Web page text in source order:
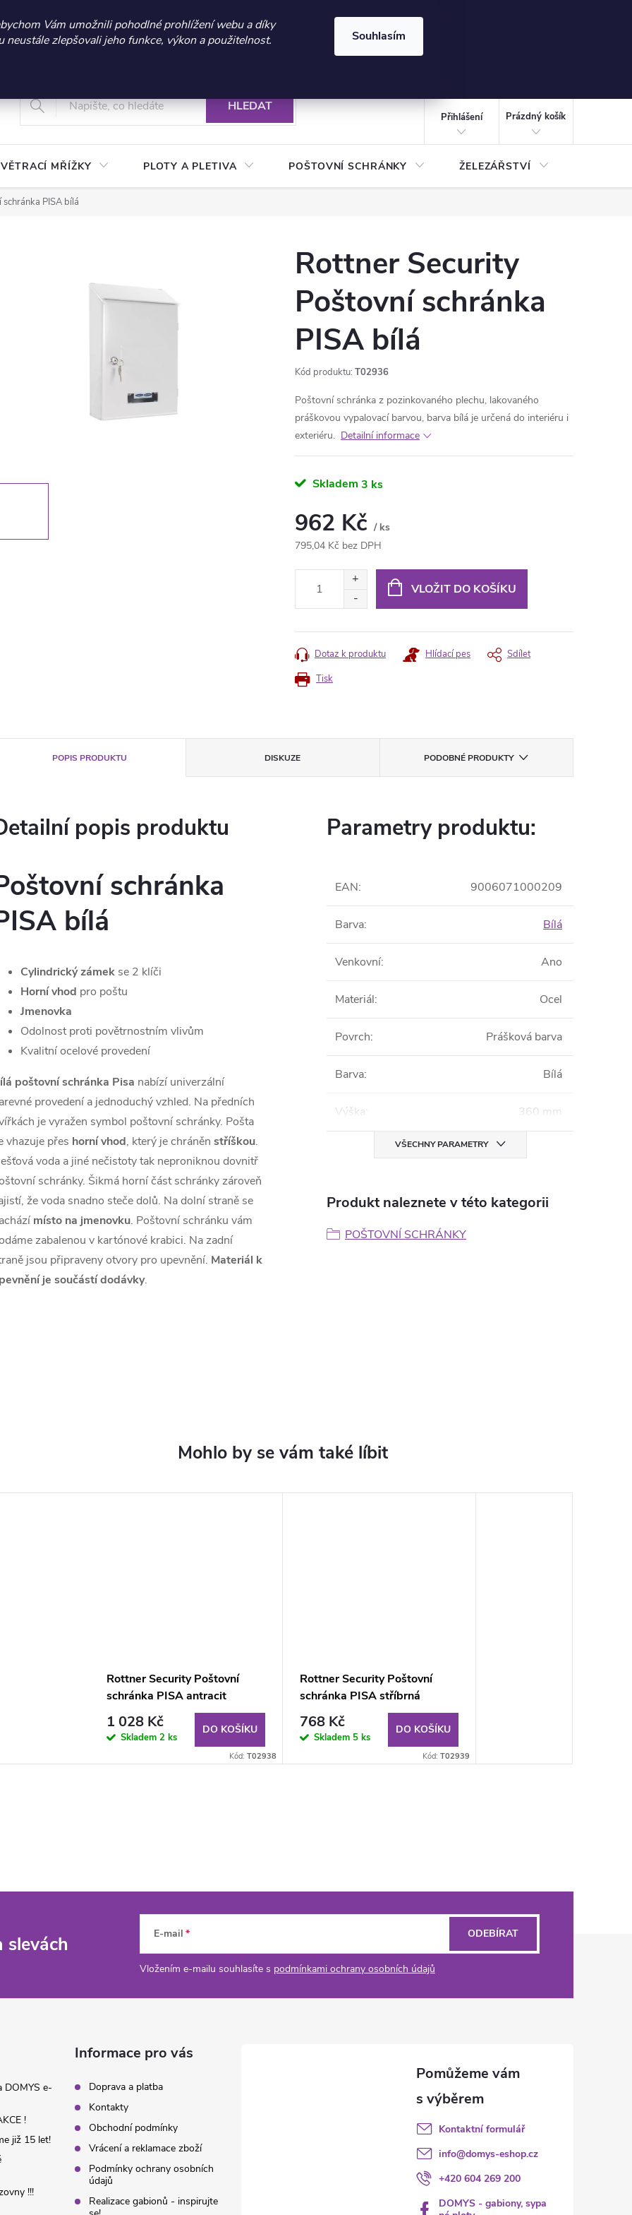
sleva 300 Kč při nákupu nad 3.000 Kč | Platnost do 21.9.2026 ⏰ | Kód: LÉTO2026
Vám umožnili pohodlné prohlížení webu a díky
neustále zlepšovali jeho funkce, výkon a použitelnost.
Souhlasím
+420 604 269 200
Vrácení a reklamace zboží Podmínky ochrany osobních údajů
HLEDAT
Přihlášení
KOŠÍK
Prázdný košík
VĚTRACÍ MŘÍŽKY PLOTY A PLETIVA POŠTOVNÍ SCHRÁNKY ŽELEZÁŘSTVÍ
PISA bílá
Rottner Security
Poštovní schránka
PISA bílá
Kód produktu: T02936
Poštovní schránka z pozinkovaného plechu, lakovaného
práškovou vypalovací barvou, barva bílá je určená do interiéru i
exteriéru. Detailní informace
Skladem 3 ks
962 Kč / ks
795,04 Kč bez DPH
VLOŽIT DO KOŠÍKU
Tisk
Dotaz k produktu Hlídací pes Sdílet
POPIS PRODUKTU DISKUZE PODOBNÉ PRODUKTY
popis produktu
schránka
bílá
Cylindrický zámek se 2 klíči
Horní vhod pro poštu
Jmenovka
Odolnost proti povětrnostním vlivům
Kvalitní ocelové provedení
poštovní schránka Pisa nabízí univerzální
provedení a jednoduchý vzhled. Na předních
je vyražen symbol poštovní schránky. Pošta
vhazuje přes horní vhod, který je chráněn stříškou.
voda a jiné nečistoty tak neproniknou dovnitř
schránky. Šikmá horní část schránky zároveň
že voda snadno steče dolů. Na dolní straně se
místo na jmenovku. Poštovní schránku vám
zabalenou v kartónové krabici. Na zadní
jsou připraveny otvory pro upevnění. Materiál k
je součástí dodávky.
Parametry produktu:
EAN: 9006071000209
Barva: Bílá
Venkovní: Ano
Materiál: Ocel
Povrch: Prášková barva
Barva: Bílá
Výška: 360 mm
VŠECHNY PARAMETRY
Produkt naleznete v této kategorii
POŠTOVNÍ SCHRÁNKY
Rottner Security Poštovní
schránka PISA antracit
1 028 Kč
Skladem 2 ks
DO KOŠÍKU
Kód: T02938
Rottner Security Poštovní
schránka PISA stříbrná
768 Kč
Skladem 5 ks
DO KOŠÍKU
Kód: T02939
slevách E-mail
Vložením e-mailu souhlasíte s podmínkami ochrany osobních údajů
ODEBÍRAT
DOMYS e-
!
již 15 let!
!!!
Informace pro vás
Doprava a platba
Kontakty
Obchodní podmínky
Vrácení a reklamace zboží
Podmínky ochrany osobních
údajů
Realizace gabionů - inspirujte
Kontaktní formulář
info@domys-eshop.cz
+420 604 269 200
DOMYS - gabiony, sypa